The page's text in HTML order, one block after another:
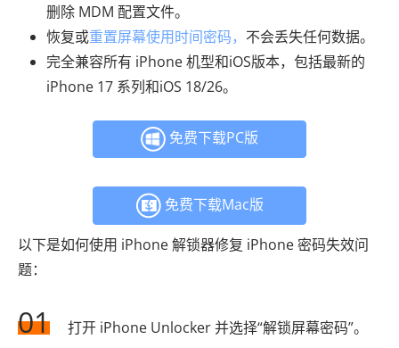
删除 MDM 配置文件。
恢复或重置屏幕使用时间密码， 不会丢失任何数据。
完全兼容所有 iPhone 机型和iOS版本，包括最新的
iPhone 17 系列和iOS 18/26。
免费下载PC版
免费下载Mac版
以下是如何使用 iPhone 解锁器修复 iPhone 密码失效问
题：
01
打开 iPhone Unlocker 并选择“解锁屏幕密码”。